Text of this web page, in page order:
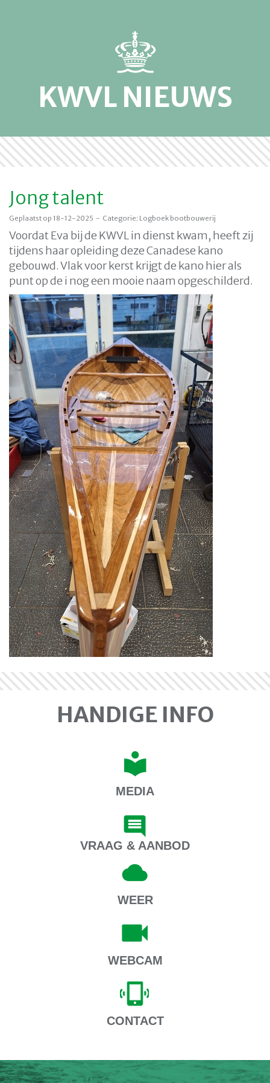
KWVL NIEUWS
Jong talent
Geplaatst op 18-12-2025 - Categorie: Logboek bootbouwerij
Voordat Eva bij de KWVL in dienst kwam, heeft zij
tijdens haar opleiding deze Canadese kano
gebouwd. Vlak voor kerst krijgt de kano hier als
punt op de i nog een mooie naam opgeschilderd.
HANDIGE INFO
MEDIA
VRAAG & AANBOD
WEER
WEBCAM
CONTACT